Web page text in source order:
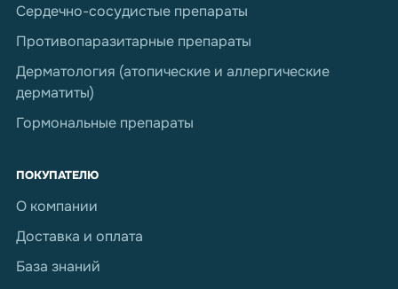
Сердечно-сосудистые препараты
Противопаразитарные препараты
Дерматология (атопические и аллергические
дерматиты)
Гормональные препараты
ПОКУПАТЕЛЮ
О компании
Доставка и оплата
База знаний